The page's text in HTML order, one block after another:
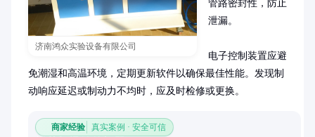
济南鸿众实验设备有限公司
管路密封性，防止
泄漏。
电子控制装置应避
免潮湿和高温环境，定期更新软件以确保最佳性能。发现制
动响应延迟或制动力不均时，应及时检修或更换。
商家经验 真实案例 · 安全可信